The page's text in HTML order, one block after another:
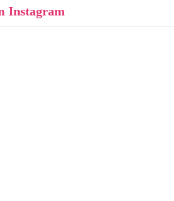
Instagram